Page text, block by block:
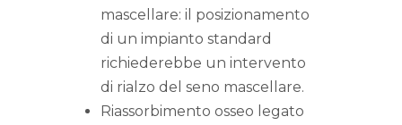
mascellare: il posizionamento
di un impianto standard
richiederebbe un intervento
di rialzo del seno mascellare.
Riassorbimento osseo legato